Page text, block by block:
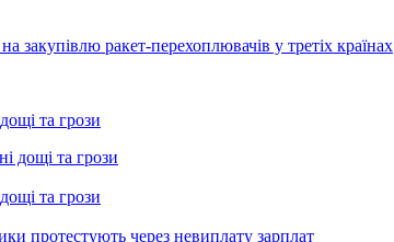
ракет-перехоплювачів у третіх країнах
та грози
та грози